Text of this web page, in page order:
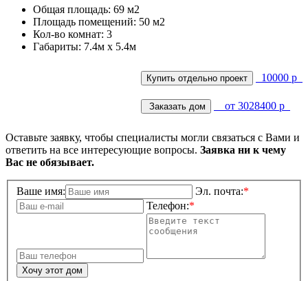
Общая площадь: 69 м2
Площадь помещений: 50 м2
Кол-во комнат: 3
Габариты: 7.4м х 5.4м
10000 р
от 3028400 р
Оставьте заявку, чтобы специалисты могли связаться с Вами и
ответить на все интересующие вопросы. Заявка ни к чему
Вас не обязывает.
Ваше имя: Эл. почта:*
Телефон:*